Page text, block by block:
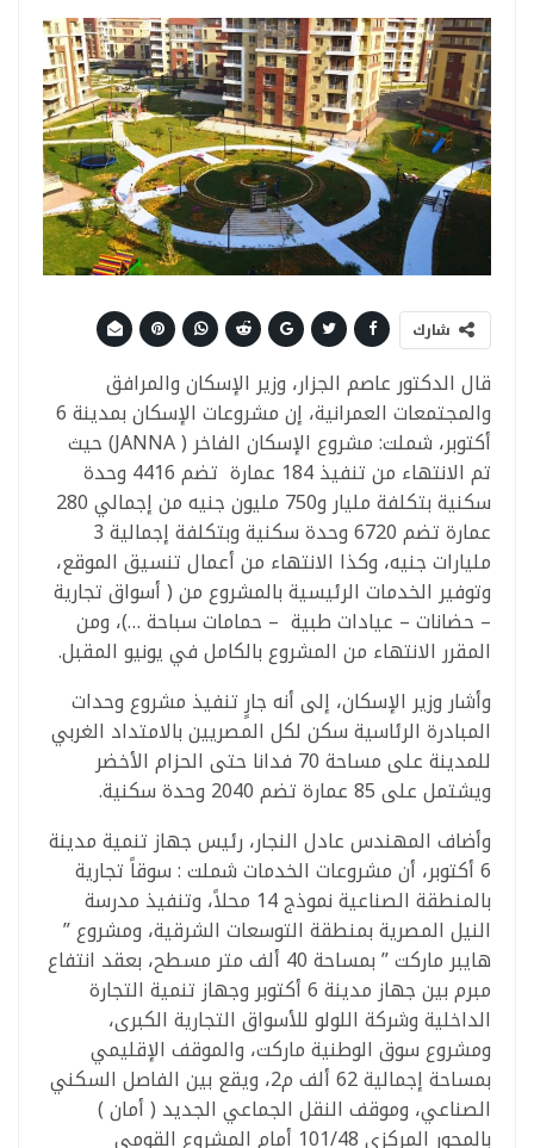
شارك
قال الدكتور عاصم الجزار، وزير الإسكان والمرافق
والمجتمعات العمرانية، إن مشروعات الإسكان بمدينة 6
أكتوبر، شملت: مشروع الإسكان الفاخر ( JANNA) حيث
تم الانتهاء من تنفيذ 184 عمارة تضم 4416 وحدة
سكنية بتكلفة مليار و750 مليون جنيه من إجمالي 280
عمارة تضم 6720 وحدة سكنية وبتكلفة إجمالية 3
مليارات جنيه، وكذا الانتهاء من أعمال تنسيق الموقع،
وتوفير الخدمات الرئيسية بالمشروع من ( أسواق تجارية
– حضانات – عيادات طبية – حمامات سباحة …)، ومن
المقرر الانتهاء من المشروع بالكامل في يونيو المقبل.
وأشار وزير الإسكان، إلى أنه جارٍ تنفيذ مشروع وحدات
المبادرة الرئاسية سكن لكل المصريين بالامتداد الغربي
للمدينة على مساحة 70 فدانا حتى الحزام الأخضر
ويشتمل على 85 عمارة تضم 2040 وحدة سكنية.
وأضاف المهندس عادل النجار، رئيس جهاز تنمية مدينة
6 أكتوبر، أن مشروعات الخدمات شملت : سوقاً تجارية
بالمنطقة الصناعية نموذج 14 محلاً، وتنفيذ مدرسة
النيل المصرية بمنطقة التوسعات الشرقية، ومشروع ”
هايبر ماركت ” بمساحة 40 ألف متر مسطح، بعقد انتفاع
مبرم بين جهاز مدينة 6 أكتوبر وجهاز تنمية التجارة
الداخلية وشركة اللولو للأسواق التجارية الكبرى،
ومشروع سوق الوطنية ماركت، والموقف الإقليمي
بمساحة إجمالية 62 ألف م2، ويقع بين الفاصل السكني
الصناعي، وموقف النقل الجماعي الجديد ( أمان )
بالمحور المركزي 101/48 أمام المشروع القومي